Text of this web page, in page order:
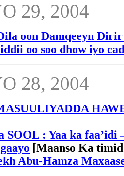
29, 2004
oon Damqeeyn Dirir
oo soo dhow iyo
28, 2004
SOOL : Yaa ka faa’idi
[Maanso Ka
Abu-Hamza